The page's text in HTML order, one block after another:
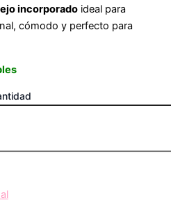
incorporado ideal para
cómodo y perfecto para